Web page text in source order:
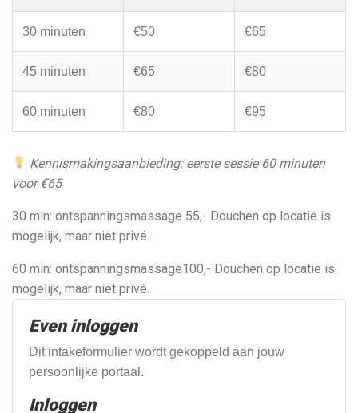
30 minuten €50 €65
45 minuten €65 €80
60 minuten €80 €95
Kennismakingsaanbieding: eerste sessie 60 minuten
voor €65
30 min: ontspanningsmassage 55,- Douchen op locatie is
mogelijk, maar niet privé.
60 min: ontspanningsmassage100,- Douchen op locatie is
mogelijk, maar niet privé.
Even inloggen
Dit intakeformulier wordt gekoppeld aan jouw
persoonlijke portaal.
Inloggen